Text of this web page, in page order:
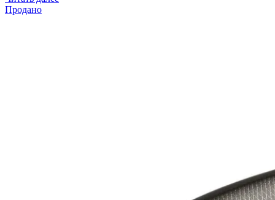
Продано